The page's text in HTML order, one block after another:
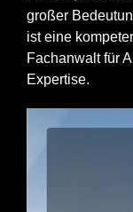
großer
ist eine
Fachanwalt für
Expertise.